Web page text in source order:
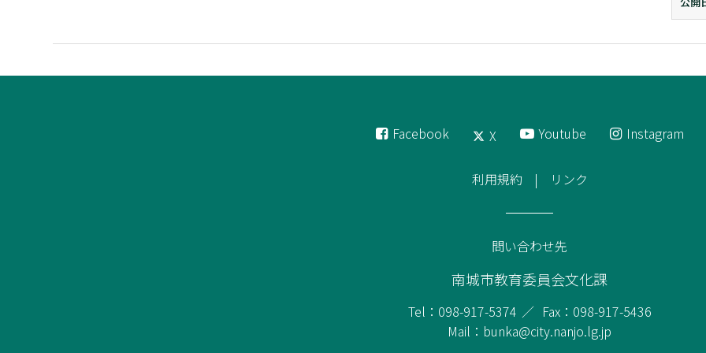
Facebook X Youtube Instagram
利用規約 リンク
問い合わせ先
南城市教育委員会文化課
Tel：098-917-5374
Fax：098-917-5436
Mail：bunka@city.nanjo.lg.jp